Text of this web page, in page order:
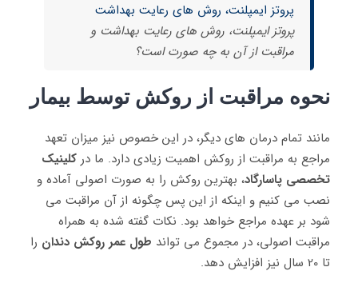
پروتز ایمپلنت، روش های رعایت بهداشت
پروتز ایمپلنت، روش های رعایت بهداشت و
مراقبت از آن به چه صورت است؟
نحوه مراقبت از روکش توسط بیمار
مانند تمام درمان‌ های دیگر، در این خصوص نیز میزان تعهد
مراجع به مراقبت از روکش اهمیت زیادی دارد. ما در کلینیک
تخصصی پاسارگاد، بهترین روکش را به صورت اصولی آماده و
نصب می‌ کنیم و اینکه از این پس چگونه از آن مراقبت می
‌شود بر عهده مراجع خواهد بود. نکات گفته شده به همراه
مراقبت اصولی، در مجموع می ‌‎تواند
طول عمر روکش دندان را
تا 20 سال نیز افزایش دهد.